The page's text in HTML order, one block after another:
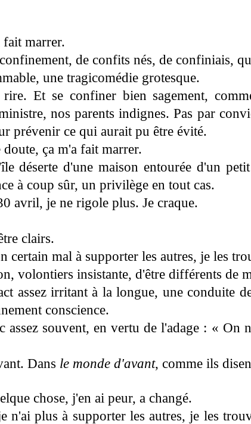
fait marrer.
de confits nés, de confiniais,
une tragicomédie grotesque.
Et se confiner bien sagement,
nos parents indignes. Pas par
prévenir ce qui aurait pu être évité.
ça m'a fait marrer.
déserte d'une maison entourée d'un
à coup sûr, un privilège en tout cas.
avril, je ne rigole plus. Je craque.
clairs.
certain mal à supporter les autres, je les
volontiers insistante, d'être différents de
assez irritant à la longue, une conduite
conscience.
assez souvent, en vertu de l'adage : « On
Dans le monde d'avant, comme ils
chose, j'en ai peur, a changé.
n'ai plus à supporter les autres, je les